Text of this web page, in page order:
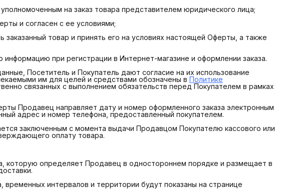
на заказ товара представителем юридического лица;
и согласен с ее условиями;
заказанный товар и принять его на условиях настоящей Оферты, а также
при регистрации в Интернет-магазине и оформлении заказа.
Посетитель и Покупатель дают согласие на их использование
им для целей и средствами обозначены в Политике
связанных с выполнением обязательств перед Покупателем в рамках
Продавец направляет дату и номер оформленного заказа электронным
адрес и номер телефона, предоставленный покупателем.
заключенным с момента выдачи Продавцом Покупателю кассового или
оплату товара.
которую определяет Продавец в одностороннем порядке и размещает в
интервалов и территории будут показаны на странице